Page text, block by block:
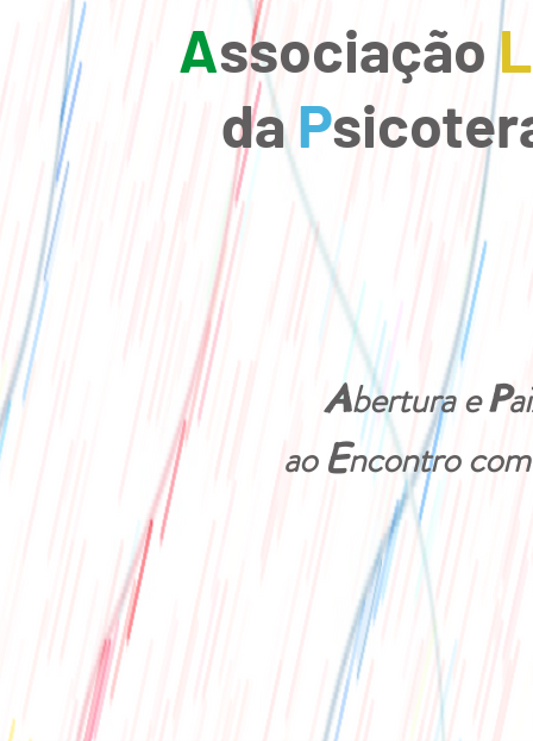
AssociaçãoL
daP
Abertura eP
aoEncontro